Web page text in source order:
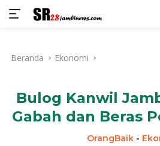
kontenBeranda Ekonomi
Bulog Kanwil
Gabah dan Beras
OrangBaik -